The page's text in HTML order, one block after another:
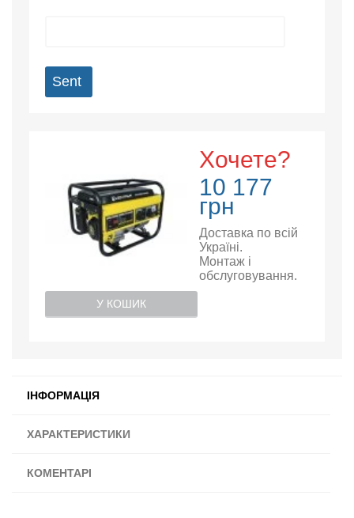
Sent
Хочете?
10 177
грн
Доставка по всій
Україні.
Монтаж і
обслуговування.
У КОШИК
ІНФОРМАЦІЯ
ХАРАКТЕРИСТИКИ
КОМЕНТАРІ